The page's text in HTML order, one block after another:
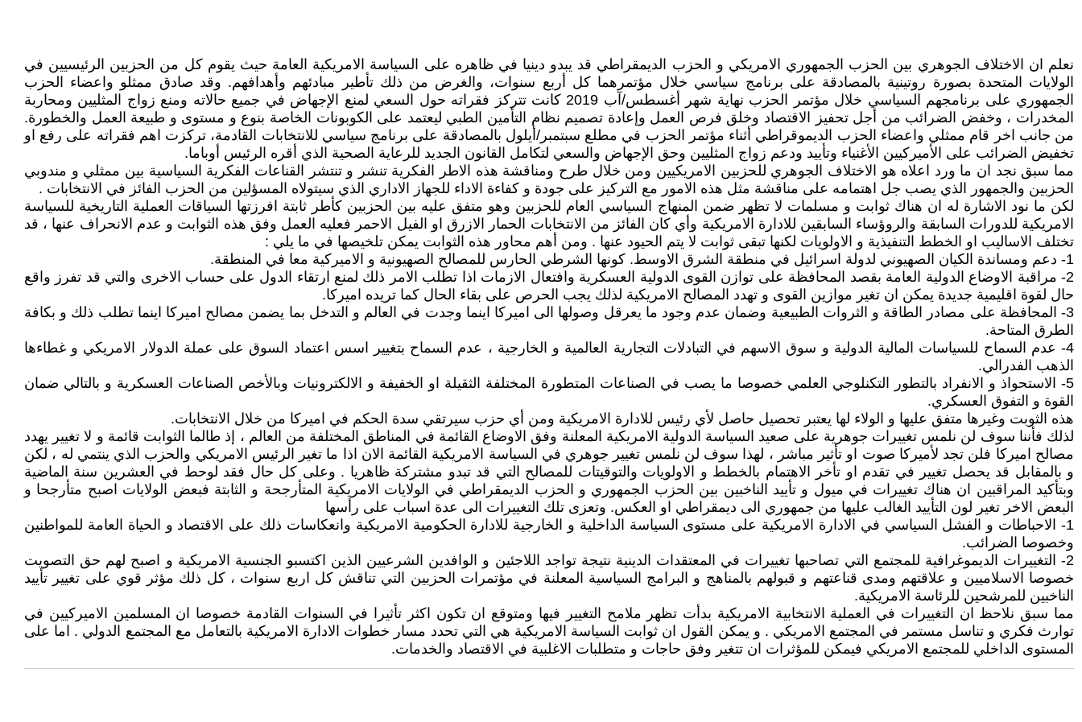
نعلم ان الاختلاف الجوهري بين الحزب الجمهوري الامريكي و الحزب الديمقراطي قد يبدو دينيا في ظاهره على السياسة الامريكية العامة حيث يقوم كل من الحزبين الرئيسيين في
الولايات المتحدة بصورة روتينية بالمصادقة على برنامج سياسي خلال مؤتمرهما كل أربع سنوات، والغرض من ذلك تأطير مبادئهم وأهدافهم. وقد صادق ممثلو واعضاء الحزب
الجمهوري على برنامجهم السياسي خلال مؤتمر الحزب نهاية شهر أغسطس/آب 2019 كانت تتركز فقراته حول السعي لمنع الإجهاض في جميع حالاته ومنع زواج المثليين ومحاربة
المخدرات ، وخفض الضرائب من أجل تحفيز الاقتصاد وخلق فرص العمل وإعادة تصميم نظام التأمين الطبي ليعتمد على الكوبونات الخاصة بنوع و مستوى و طبيعة العمل والخطورة.
من جانب اخر قام ممثلي واعضاء الحزب الديموقراطي أثناء مؤتمر الحزب في مطلع سبتمبر/أيلول بالمصادقة على برنامج سياسي للانتخابات القادمة، تركزت اهم فقراته على رفع او
تخفيض الضرائب على الأميركيين الأغنياء وتأييد ودعم زواج المثليين وحق الإجهاض والسعي لتكامل القانون الجديد للرعاية الصحية الذي أقره الرئيس أوباما.
مما سبق نجد ان ما ورد اعلاه هو الاختلاف الجوهري للحزبين الامريكيين ومن خلال طرح ومناقشة هذه الاطر الفكرية تنشر و تنتشر القناعات الفكرية السياسية بين ممثلي و مندوبي
الحزبين والجمهور الذي يصب جل اهتمامه على مناقشة مثل هذه الامور مع التركيز على جودة و كفاءة الاداء للجهاز الاداري الذي سيتولاه المسؤلين من الحزب الفائز في الانتخابات .
لكن ما نود الاشارة له ان هناك ثوابت و مسلمات لا تظهر ضمن المنهاج السياسي العام للحزبين وهو متفق عليه بين الحزبين كأطر ثابتة افرزتها السياقات العملية التاريخية للسياسة
الامريكية للدورات السابقة والروؤساء السابقين للادارة الامريكية وأي كان الفائز من الانتخابات الحمار الازرق او الفيل الاحمر فعليه العمل وفق هذه الثوابت و عدم الانحراف عنها ، قد
تختلف الاساليب او الخطط التنفيذية و الاولويات لكنها تبقى ثوابت لا يتم الحيود عنها . ومن أهم محاور هذه الثوابت يمكن تلخيصها في ما يلي :
1- دعم ومساندة الكيان الصهيوني لدولة اسرائيل في منطقة الشرق الاوسط. كونها الشرطي الحارس للمصالح الصهيونية و الاميركية معا في المنطقة.
2- مراقبة الاوضاع الدولية العامة بقصد المحافظة على توازن القوى الدولية العسكرية وافتعال الازمات اذا تطلب الامر ذلك لمنع ارتقاء الدول على حساب الاخرى والتي قد تفرز واقع
حال لقوة اقليمية جديدة يمكن ان تغير موازين القوى و تهدد المصالح الامريكية لذلك يجب الحرص على بقاء الحال كما تريده اميركا.
3- المحافظة على مصادر الطاقة و الثروات الطبيعية وضمان عدم وجود ما يعرقل وصولها الى اميركا اينما وجدت في العالم و التدخل بما يضمن مصالح اميركا اينما تطلب ذلك و بكافة
الطرق المتاحة.
4- عدم السماح للسياسات المالية الدولية و سوق الاسهم في التبادلات التجارية العالمية و الخارجية ، عدم السماح بتغيير اسس اعتماد السوق على عملة الدولار الامريكي و غطاءها
الذهب الفدرالي.
5- الاستحواذ و الانفراد بالتطور التكنلوجي العلمي خصوصا ما يصب في الصناعات المتطورة المختلفة الثقيلة او الخفيفة و الالكترونيات وبالأخص الصناعات العسكرية و بالتالي ضمان
القوة و التفوق العسكري.
هذه الثوبت وغيرها متفق عليها و الولاء لها يعتبر تحصيل حاصل لأي رئيس للادارة الامريكية ومن أي حزب سيرتقي سدة الحكم في اميركا من خلال الانتخابات.
لذلك فأننا سوف لن نلمس تغييرات جوهرية على صعيد السياسة الدولية الامريكية المعلنة وفق الاوضاع القائمة في المناطق المختلفة من العالم ، إذ طالما الثوابت قائمة و لا تغيير يهدد
مصالح اميركا فلن تجد لأميركا صوت او تأثير مباشر ، لهذا سوف لن نلمس تغيير جوهري في السياسة الامريكية القائمة الان اذا ما تغير الرئيس الامريكي والحزب الذي ينتمي له ، لكن
و بالمقابل قد يحصل تغيير في تقدم او تأخر الاهتمام بالخطط و الاولويات والتوقيتات للمصالح التي قد تبدو مشتركة ظاهريا . وعلى كل حال فقد لوحط في العشرين سنة الماضية
وبتأكيد المراقبين ان هناك تغييرات في ميول و تأييد الناخبين بين الحزب الجمهوري و الحزب الديمقراطي في الولايات الامريكية المتأرجحة و الثابتة فبعض الولايات اصبح متأرجحا و
البعض الاخر تغير لون التأييد الغالب عليها من جمهوري الى ديمقراطي او العكس. وتعزى تلك التغييرات الى عدة اسباب على رأسها
1- الاحباطات و الفشل السياسي في الادارة الامريكية على مستوى السياسة الداخلية و الخارجية للادارة الحكومية الامريكية وانعكاسات ذلك على الاقتصاد و الحياة العامة للمواطنين
وخصوصا الضرائب.
2- التغييرات الديموغرافية للمجتمع التي تصاحبها تغييرات في المعتقدات الدينية نتيجة تواجد اللاجئين و الوافدين الشرعيين الذين اكتسبو الجنسية الامريكية و اصبح لهم حق التصويت
خصوصا الاسلاميين و علاقتهم ومدى قناعتهم و قبولهم بالمناهج و البرامج السياسية المعلنة في مؤتمرات الحزبين التي تناقش كل اربع سنوات ، كل ذلك مؤثر قوي على تغيير تأييد
الناخبين للمرشحين للرئاسة الامريكية.
مما سبق نلاحظ ان التغييرات في العملية الانتخابية الامريكية بدأت تظهر ملامح التغيير فيها ومتوقع ان تكون اكثر تأثيرا في السنوات القادمة خصوصا ان المسلمين الاميركيين في
توارث فكري و تناسل مستمر في المجتمع الامريكي . و يمكن القول ان ثوابت السياسة الامريكية هي التي تحدد مسار خطوات الادارة الامريكية بالتعامل مع المجتمع الدولي . اما على
المستوى الداخلي للمجتمع الامريكي فيمكن للمؤثرات ان تتغير وفق حاجات و متطلبات الاغلبية في الاقتصاد والخدمات.